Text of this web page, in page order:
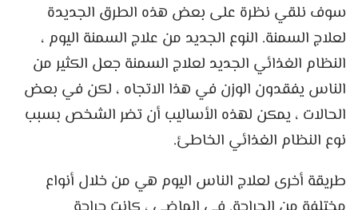
سوف نلقي نظرة على بعض هذه الطرق الجديدة
لعلاج السمنة. النوع الجديد من علاج السمنة اليوم ،
النظام الغذائي الجديد لعلاج السمنة جعل الكثير من
الناس يفقدون الوزن في هذا الاتجاه ، لكن في بعض
الحالات ، يمكن لهذه الأساليب أن تضر الشخص بسبب
نوع النظام الغذائي الخاطئ.
طريقة أخرى لعلاج الناس اليوم هي من خلال أنواع